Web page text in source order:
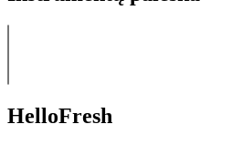
HelloFresh